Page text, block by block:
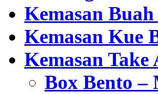
Kemasan
Kemasan Kue
Kemasan
Box Bento –